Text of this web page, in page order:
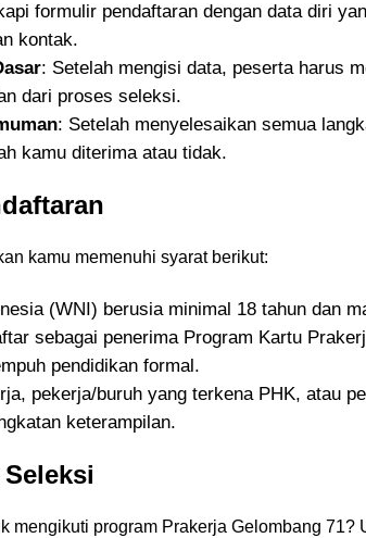
formulir pendaftaran dengan data diri
kontak.
: Setelah mengisi data, peserta harus
dari proses seleksi.
: Setelah menyelesaikan semua
kamu diterima atau tidak.
kamu memenuhi syarat berikut:
(WNI) berusia minimal 18 tahun dan
sebagai penerima Program Kartu
pendidikan formal.
pekerja/buruh yang terkena PHK, atau
keterampilan.
mengikuti program Prakerja Gelombang 71?